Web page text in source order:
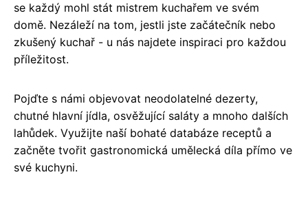
se každý mohl stát mistrem kuchařem ve svém
domě. Nezáleží na tom, jestli jste začátečník nebo
zkušený kuchař - u nás najdete inspiraci pro každou
příležitost.
Pojďte s námi objevovat neodolatelné dezerty,
chutné hlavní jídla, osvěžující saláty a mnoho dalších
lahůdek. Využijte naší bohaté databáze receptů a
začněte tvořit gastronomická umělecká díla přímo ve
své kuchyni.